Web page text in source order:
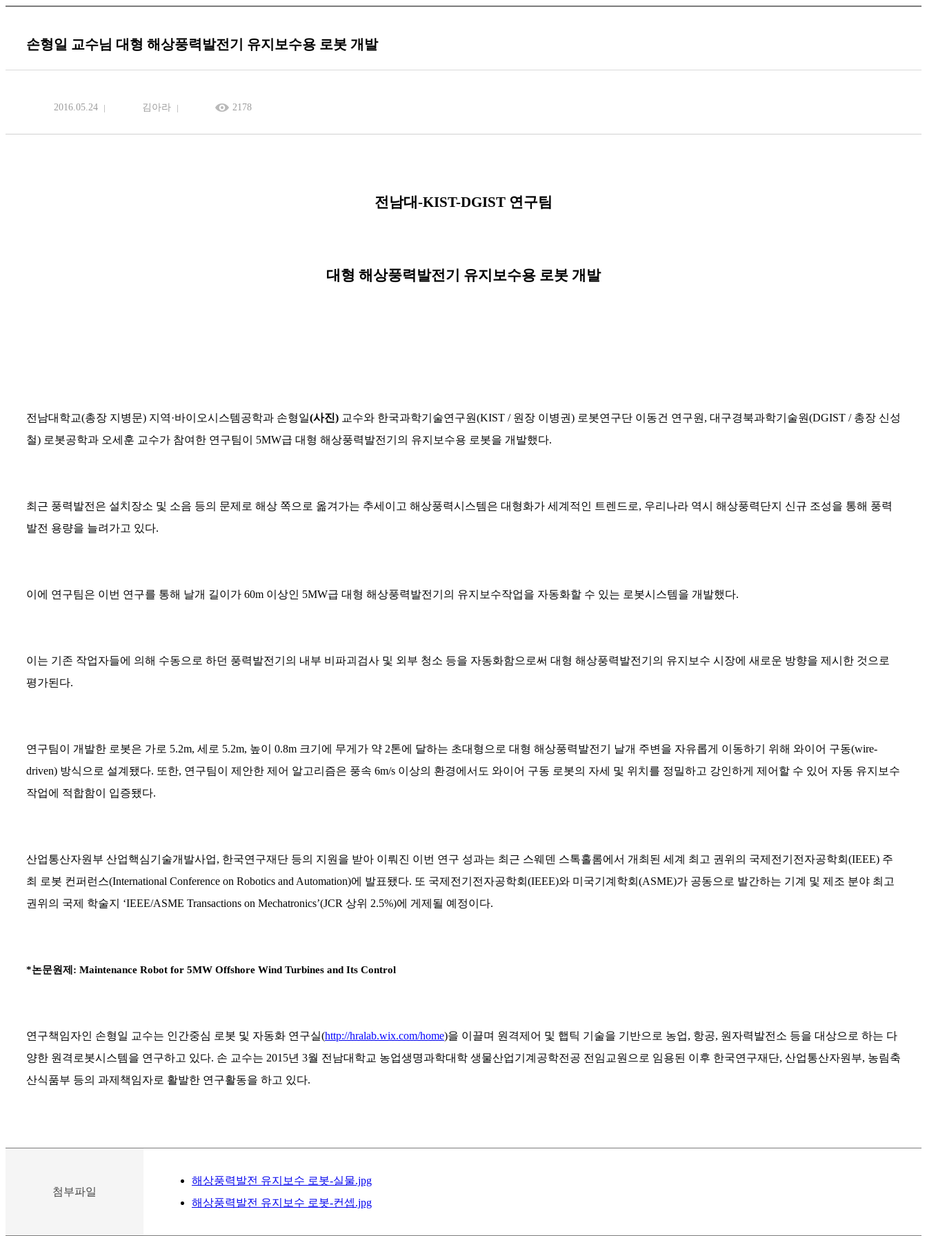
손형일 교수님 대형 해상풍력발전기 유지보수용 로봇 개발
2016.05.24 김아라 2178
전남대-KIST-DGIST 연구팀
대형 해상풍력발전기 유지보수용 로봇 개발
전남대학교(총장 지병문) 지역·바이오시스템공학과 손형일(사진) 교수와 한국과학기술연구원(KIST / 원장 이병권) 로봇연구단 이동건 연구원 , 대구경북과학기술원(DGIST / 총장 신성
철) 로봇공학과 오세훈 교수가 참여한 연구팀이 5MW급 대형 해상풍력발전기의 유지보수용 로봇을 개발했다.
최근 풍력발전은 설치장소 및 소음 등의 문제로 해상 쪽으로 옮겨가는 추세이고 해상풍력시스템은 대형화가 세계적인 트렌드로, 우리나라 역시 해상풍력단지 신규 조성을 통해 풍력
발전 용량을 늘려가고 있다.
이에 연구팀은 이번 연구를 통해 날개 길이가 60m 이상인 5MW급 대형 해상풍력발전기의 유지보수작업을 자동화할 수 있는 로봇시스템을 개발했다.
이는 기존 작업자들에 의해 수동으로 하던 풍력발전기의 내부 비파괴검사 및 외부 청소 등을 자동화함으로써 대형 해상풍력발전기의 유지보수 시장에 새로운 방향을 제시한 것으로
평가된다.
연구팀이 개발한 로봇은 가로 5.2m, 세로 5.2m, 높이 0.8m 크기에 무게가 약 2톤에 달하는 초대형으로 대형 해상풍력발전기 날개 주변을 자유롭게 이동하기 위해 와이어 구동(wire-
driven) 방식으로 설계됐다. 또한, 연구팀이 제안한 제어 알고리즘은 풍속 6m/s 이상의 환경에서도 와이어 구동 로봇의 자세 및 위치를 정밀하고 강인하게 제어할 수 있어 자동 유지보수
작업에 적합함이 입증됐다.
산업통산자원부 산업핵심기술개발사업, 한국연구재단 등의 지원을 받아 이뤄진 이번 연구 성과는 최근 스웨덴 스톡홀롬에서 개최된 세계 최고 권위의 국제전기전자공학회 (IEEE) 주
최 로봇 컨퍼런스(International Conference on Robotics and Automation)에 발표됐다. 또 국제전기전자공학회 (IEEE)와 미국기계학회 (ASME)가 공동으로 발간하는 기계 및 제조 분야 최고
권위의 국제 학술지 ‘IEEE/ASME Transactions on Mechatronics’(JCR 상위 2.5%)에 게제될 예정이다.
*논문원제 : Maintenance Robot for 5MW Offshore Wind Turbines and Its Control
연구책임자인 손형일 교수는 인간중심 로봇 및 자동화 연구실(http://hralab.wix.com/home)을 이끌며 원격제어 및 햅틱 기술을 기반으로 농업, 항공, 원자력발전소 등을 대상으로 하는 다
양한 원격로봇시스템을 연구하고 있다. 손 교수는 2015년 3월 전남대학교 농업생명과학대학 생물산업기계공학전공 전임교원으로 임용된 이후 한국연구재단, 산업통산자원부, 농림축
산식품부 등의 과제책임자로 활발한 연구활동을 하고 있다.
첨부파일
해상풍력발전 유지보수 로봇-실물.jpg
해상풍력발전 유지보수 로봇-컨셉.jpg